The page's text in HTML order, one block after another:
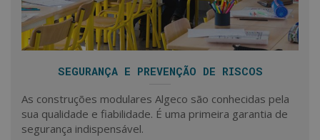
SEGURANÇA E PREVENÇÃO DE RISCOS
As construções modulares Algeco são conhecidas pela
sua qualidade e fiabilidade. É uma primeira garantia de
segurança indispensável.